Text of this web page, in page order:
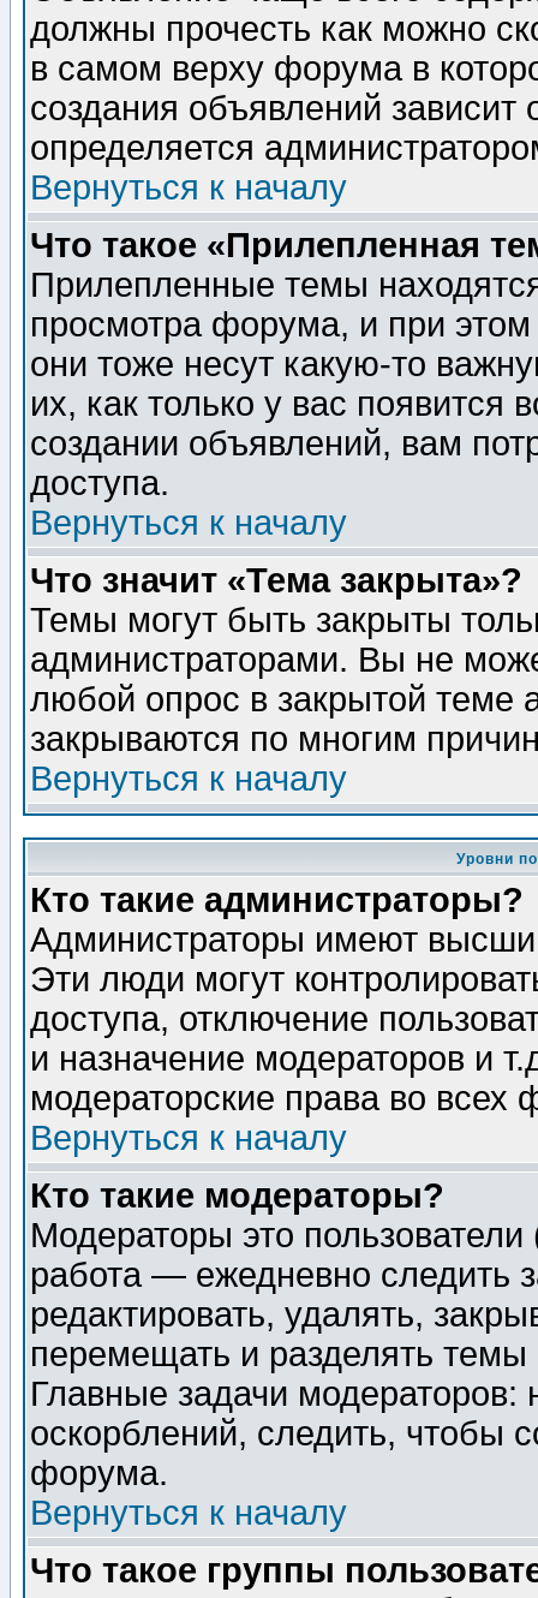
должны прочесть как можно
в самом верху форума в
создания объявлений зависит
определяется
Вернуться к началу
Что такое «Прилепленная
Прилепленные темы
просмотра форума, и при
они тоже несут какую-то
их, как только у вас появится
создании объявлений, вам
доступа.
Вернуться к началу
Что значит «Тема закрыта»?
Темы могут быть закрыты
администраторами. Вы не
любой опрос в закрытой теме
закрываются по многим
Вернуться к началу
Уровни
Кто такие администраторы?
Администраторы имеют
Эти люди могут
доступа, отключение
и назначение модераторов и
модераторские права во всех
Вернуться к началу
Кто такие модераторы?
Модераторы это
работа — ежедневно следить
редактировать, удалять,
перемещать и разделять
Главные задачи
оскорблений, следить, чтобы
форума.
Вернуться к началу
Что такое группы